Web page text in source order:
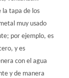
la tapa de los
muy usado
por ejemplo, es
y es
con el agua
y de manera